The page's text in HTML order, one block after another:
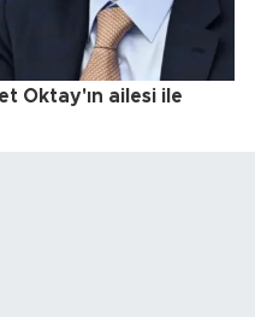
Oktay'ın ailesi ile